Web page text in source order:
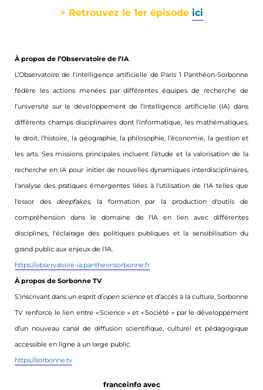
> Retrouvez le 1er épisode ici
À propos de l’Observatoire de l’IA
L’Observatoire de l'intelligence artificielle de Paris 1 Panthéon-Sorbonne
fédère les actions menées par différentes équipes de recherche de
l’université sur le développement de l’intelligence artificielle (IA) dans
différents champs disciplinaires dont l’informatique, les mathématiques,
le droit, l’histoire, la géographie, la philosophie, l’économie, la gestion et
les arts. Ses missions principales incluent l’étude et la valorisation de la
recherche en IA pour initier de nouvelles dynamiques interdisciplinaires,
l'analyse des pratiques émergentes liées à l'utilisation de l'IA telles que
l'essor des deepfakes, la formation par la production d'outils de
compréhension dans le domaine de l'IA en lien avec différentes
disciplines, l'éclairage des politiques publiques et la sensibilisation du
grand public aux enjeux de l'IA.
https://observatoire-ia.pantheonsorbonne.fr
À propos de Sorbonne TV
S’inscrivant dans un esprit d’open science et d’accès à la culture, Sorbonne
TV renforce le lien entre « Science » et « Société » par le développement
d’un nouveau canal de diffusion scientifique, culturel et pédagogique
accessible en ligne à un large public.
https://sorbonne.tv
franceinfo avec